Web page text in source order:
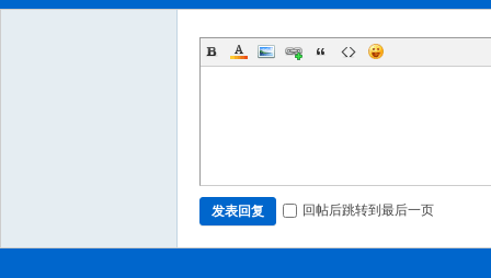
发表回复 回帖后跳转到最后一页